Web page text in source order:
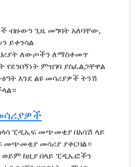
ብዙውን ጊዜ መግባት አለባቸው,
ይቀንሳል
ለውጦችን ለማስቀመጥ
የደንበኝነት ምዝገባ ያስፈልጋቸዋል
እንደ ልዩ መሳሪያዎች ትንሽ
ፒዲኤፍ መጭመቂያ በአሳሽ ላይ
መጭመቂያ መሳሪያ ያቀርባል።
ከዚያ በላይ ፒዲኤፎችን